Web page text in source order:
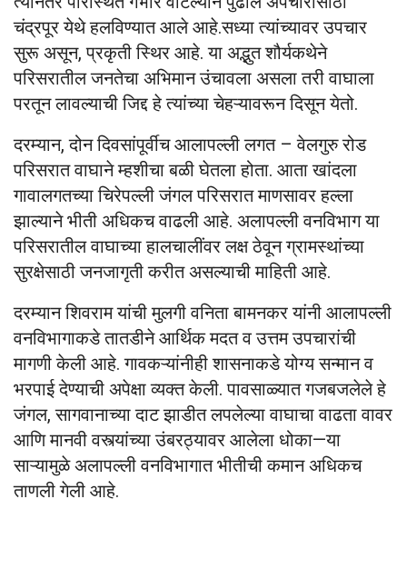
चंद्रपूर येथे हलविण्यात आले आहे.सध्या त्यांच्यावर उपचार
सुरू असून, प्रकृती स्थिर आहे. या अद्भुत शौर्यकथेने
परिसरातील जनतेचा अभिमान उंचावला असला तरी वाघाला
परतून लावल्याची जिद्द हे त्यांच्या चेहऱ्यावरून दिसून येतो.
दरम्यान, दोन दिवसांपूर्वीच आलापल्ली लगत – वेलगुरु रोड
परिसरात वाघाने म्हशीचा बळी घेतला होता. आता खांदला
गावालगतच्या चिरेपल्ली जंगल परिसरात माणसावर हल्ला
झाल्याने भीती अधिकच वाढली आहे. अलापल्ली वनविभाग या
परिसरातील वाघाच्या हालचालींवर लक्ष ठेवून ग्रामस्थांच्या
सुरक्षेसाठी जनजागृती करीत असल्याची माहिती आहे.
दरम्यान शिवराम यांची मुलगी वनिता बामनकर यांनी आलापल्ली
वनविभागाकडे तातडीने आर्थिक मदत व उत्तम उपचारांची
मागणी केली आहे. गावकऱ्यांनीही शासनाकडे योग्य सन्मान व
भरपाई देण्याची अपेक्षा व्यक्त केली. पावसाळ्यात गजबजलेले हे
जंगल, सागवानाच्या दाट झाडीत लपलेल्या वाघाचा वाढता वावर
आणि मानवी वस्त्यांच्या उंबरठ्यावर आलेला धोका—या
साऱ्यामुळे अलापल्ली वनविभागात भीतीची कमान अधिकच
ताणली गेली आहे.